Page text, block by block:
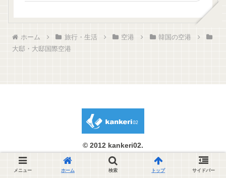
ホーム 旅行・生活 空港
韓国の空港
大邸・大邸国際空港
© 2012 kankeri02.
メニュー ホーム 検索 トップ サイドバー